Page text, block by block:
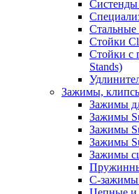
Систенды
Стальные
Стойки
Стойки с
Stands)
Зажимы,
Зажимы
Зажимы
Зажимы
Зажимы
Зажимы
С-зажимы